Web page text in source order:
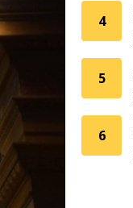
4
5
6